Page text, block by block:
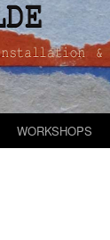
WORKSHOPS